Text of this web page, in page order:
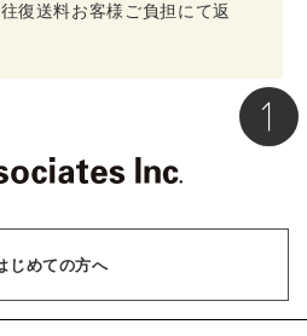
復送料お客様ご負担にて返
。
じめての方へ